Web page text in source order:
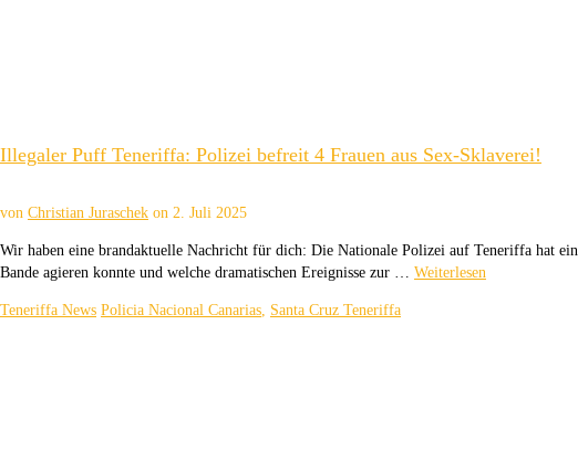
Illegaler Puff Teneriffa: Polizei befreit 4 Frauen aus Sex-Sklaverei!
von Christian Juraschek on 2. Juli 2025
Wir haben eine brandaktuelle Nachricht für dich: Die Nationale Polizei auf Teneriffa hat
Bande agieren konnte und welche dramatischen Ereignisse zur … Weiterlesen
Teneriffa News Policia Nacional Canarias, Santa Cruz Teneriffa